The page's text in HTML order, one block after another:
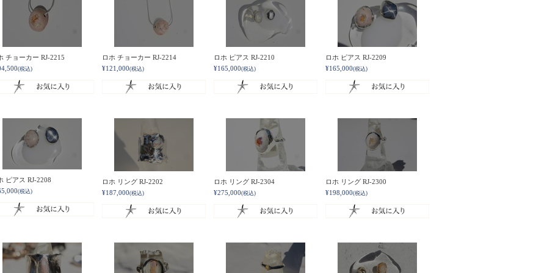
チョーカー RJ-2215
(税込)
ロホ チョーカー RJ-2214
¥121,000(税込)
ロホ ピアス RJ-2210
¥165,000(税込)
ロホ ピアス RJ-2209
¥165,000(税込)
ピアス RJ-2208
(税込)
ロホ リング RJ-2202
¥187,000(税込)
ロホ リング RJ-2304
¥275,000(税込)
ロホ リング RJ-2300
¥198,000(税込)